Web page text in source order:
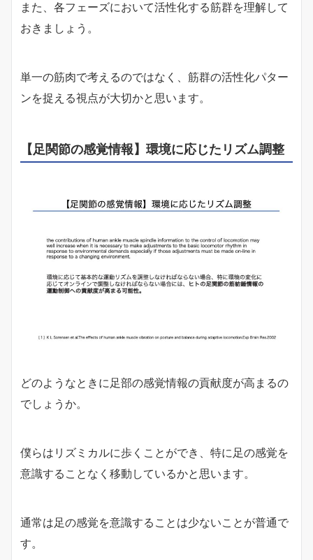
また、各フェーズにおいて活性化する筋群を理解して
おきましょう。
単一の筋肉で考えるのではなく、筋群の活性化パター
ンを捉える視点が大切かと思います。
【足関節の感覚情報】環境に応じたリズム調整
どのようなときに足部の感覚情報の貢献度が高まるの
でしょうか。
僕らはリズミカルに歩くことができ、特に足の感覚を
意識することなく移動しているかと思います。
通常は足の感覚を意識することは少ないことが普通で
す。